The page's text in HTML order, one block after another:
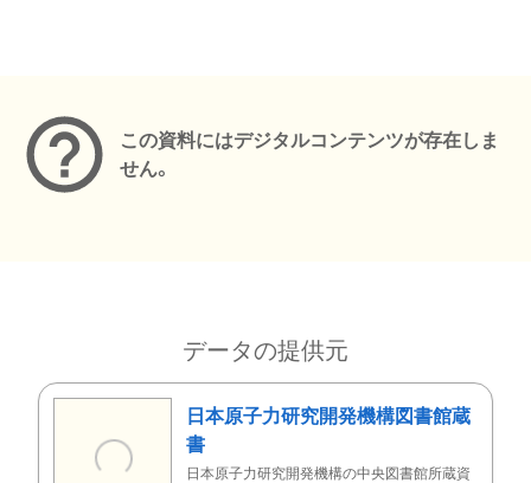
この資料にはデジタルコンテンツが存在しま
せん。
データの提供元
日本原子力研究開発機構図書館蔵
書
日本原子力研究開発機構の中央図書館所蔵資